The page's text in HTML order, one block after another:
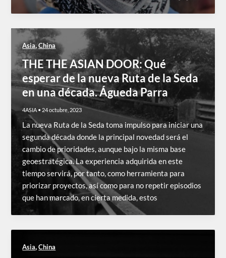
Asia,China
THE THE ASIAN DOOR: Qué
esperar de la nueva Ruta de la Seda
en una década. Águeda Parra
4ASIA • 24 octubre, 2023
La nueva Ruta de la Seda toma impulso para iniciar una
segunda década donde la principal novedad será el
cambio de prioridades, aunque bajo la misma base
geoestratégica. La experiencia adquirida en este
tiempo servirá, por tanto, como herramienta para
priorizar proyectos, así como para no repetir episodios
que han marcado, en cierta medida, estos
Asia,China